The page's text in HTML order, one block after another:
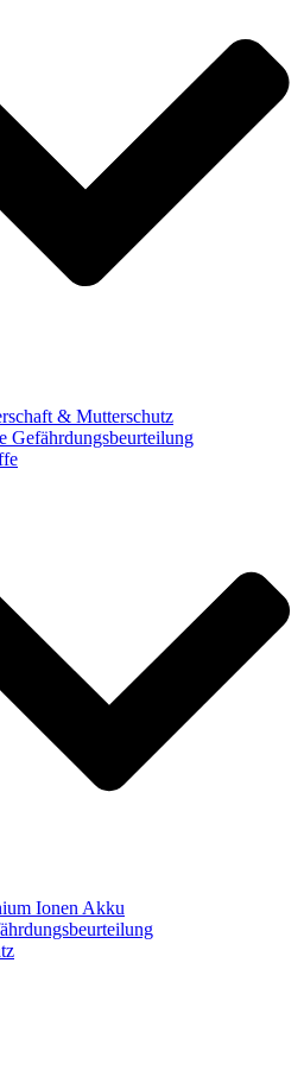
& Mutterschutz
Gefährdungsbeurteilung
Ionen Akku